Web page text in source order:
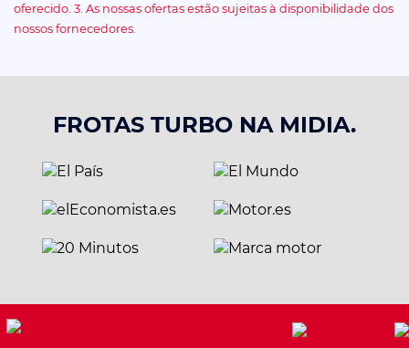
oferecido. 3. As nossas ofertas estão sujeitas à disponibilidade dos
nossos fornecedores.
FROTAS TURBO NA MIDIA.
Alguma pergunta?